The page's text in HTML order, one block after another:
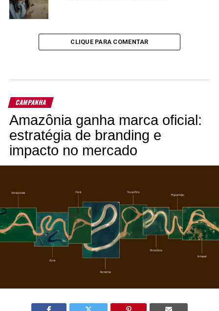
CLIQUE PARA COMENTAR
CAMPANHA
Amazônia ganha marca oficial:
estratégia de branding e
impacto no mercado